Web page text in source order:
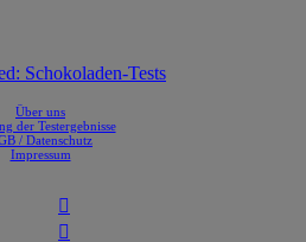
Schokoladen-Tests
Über uns
der Testergebnisse
/ Datenschutz
Impressum

